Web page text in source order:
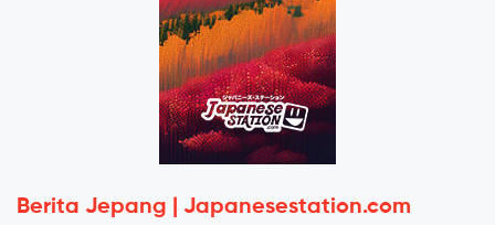
Berita Jepang | Japanesestation.com